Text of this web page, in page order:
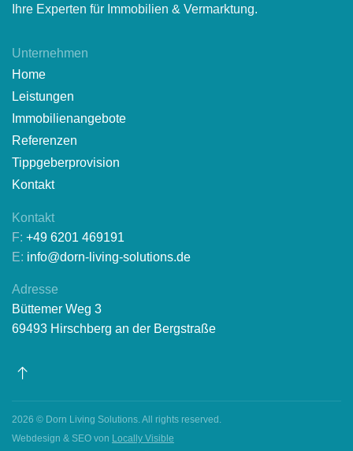
Ihre Experten für Immobilien & Vermarktung.
Unternehmen
Home
Leistungen
Immobilienangebote
Referenzen
Tippgeberprovision
Kontakt
Kontakt
F: +49 6201 469191
E: info@dorn-living-solutions.de
Adresse
Büttemer Weg 3
69493 Hirschberg an der Bergstraße
2026 © Dorn Living Solutions. All rights reserved.
Webdesign & SEO von Locally Visible